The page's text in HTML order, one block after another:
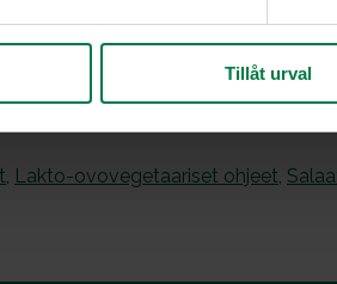
Tillåt urval
, Lakto-ovovegetaariset ohjeet,